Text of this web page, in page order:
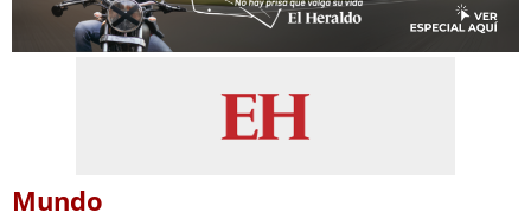
Mundo